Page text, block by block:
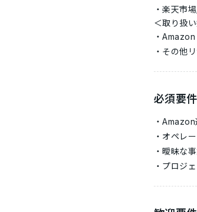
楽天市
＜取り扱
その他
必須要件
Amazon
オペレ
曖昧な
プロジ